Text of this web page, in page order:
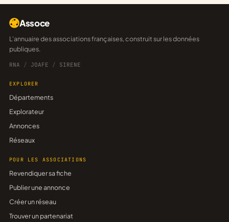
Assoce
L'annuaire des associations françaises, construit sur les données
publiques.
RNA / JOAFE / SIRENE
EXPLORER
Départements
Explorateur
Annonces
Réseaux
POUR LES ASSOCIATIONS
Revendiquer sa fiche
Publier une annonce
Créer un réseau
Trouver un partenariat